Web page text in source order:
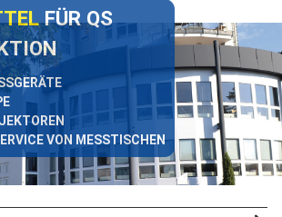
FÜR QS
VON MESSTISCHEN